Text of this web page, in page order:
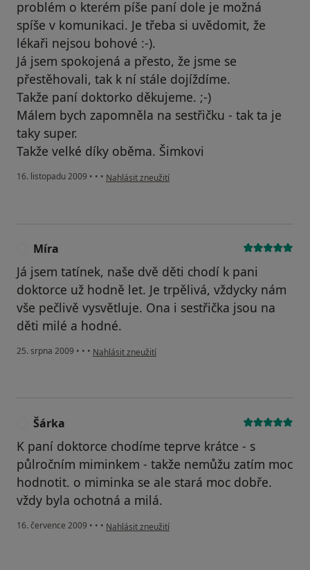
problém o kterém píše paní dole je možná
spíše v komunikaci. Je třeba si uvědomit, že
lékaři nejsou bohové :-).
Já jsem spokojená a přesto, že jsme se
přestěhovali, tak k ní stále dojíždíme.
Takže paní doktorko děkujeme. ;-)
Málem bych zapomněla na sestřičku - tak ta je
taky super.
Takže velké díky oběma. Šimkovi
16. listopadu 2009 • • • podle názoru uživatele Pacient
Nahlásit zneužití
Míra
Já jsem tatínek, naše dvě děti chodí k pani
doktorce už hodně let. Je trpělivá, vždycky nám
vše pečlivě vysvětluje. Ona i sestřička jsou na
děti milé a hodné.
25. srpna 2009 • • • podle názoru uživatele Míra
Nahlásit zneužití
Šárka
K paní doktorce chodíme teprve krátce - s
půlročním miminkem - takže nemůžu zatím moc
hodnotit. o miminka se ale stará moc dobře.
vždy byla ochotná a milá.
16. července 2009 • • • podle názoru uživatele Šárka
Nahlásit zneužití